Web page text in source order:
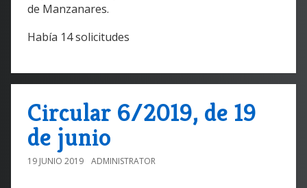
de Manzanares.
Había 14 solicitudes
Circular 6/2019, de 19
de junio
19 JUNIO 2019 ADMINISTRATOR